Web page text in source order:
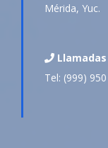
Mérida, Yuc.
Tel: (999)